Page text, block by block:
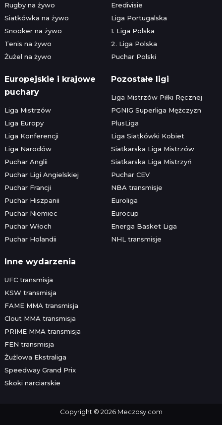
Rugby na żywo
Siatkówka na żywo
Snooker na żywo
Tenis na żywo
Żużel na żywo
Eredivisie
Liga Portugalska
1. Liga Polska
2. Liga Polska
Puchar Polski
Europejskie i krajowe
puchary
Liga Mistrzów
Liga Europy
Liga Konferencji
Liga Narodów
Puchar Anglii
Puchar Ligi Angielskiej
Puchar Francji
Puchar Hiszpanii
Puchar Niemiec
Puchar Włoch
Puchar Holandii
Pozostałe ligi
Liga Mistrzów Piłki Ręcznej
PGNIG Superliga Mężczyzn
PlusLiga
Liga Siatkówki Kobiet
Siatkarska Liga Mistrzów
Siatkarska Liga Mistrzyń
Puchar CEV
NBA transmisje
Euroliga
Eurocup
Energa Basket Liga
NHL transmisje
Inne wydarzenia
UFC transmisja
KSW transmisja
FAME MMA transmisja
Clout MMA transmisja
PRIME MMA transmisja
FEN transmisja
Żużlowa Ekstraliga
Speedway Grand Prix
Skoki narciarskie
Copyright © 2026 Meczosy.com